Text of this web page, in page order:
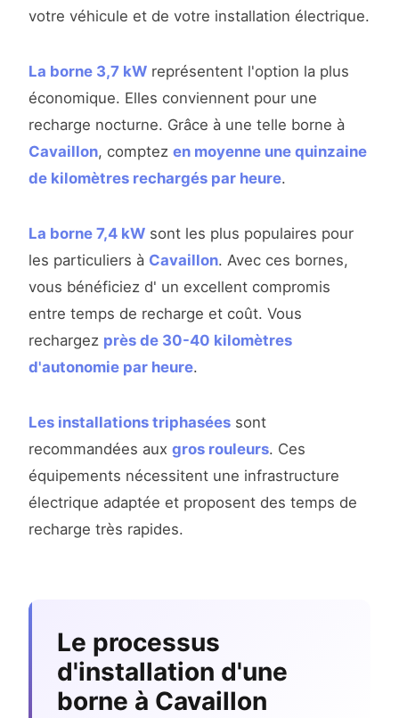
votre véhicule et de votre installation électrique.
La borne 3,7 kW représentent l'option la plus
économique. Elles conviennent pour une
recharge nocturne. Grâce à une telle borne à
Cavaillon, comptez en moyenne une quinzaine
de kilomètres rechargés par heure.
La borne 7,4 kW sont les plus populaires pour
les particuliers à Cavaillon. Avec ces bornes,
vous bénéficiez d' un excellent compromis
entre temps de recharge et coût. Vous
rechargez près de 30-40 kilomètres
d'autonomie par heure.
Les installations triphasées sont
recommandées aux gros rouleurs. Ces
équipements nécessitent une infrastructure
électrique adaptée et proposent des temps de
recharge très rapides.
Le processus
d'installation d'une
borne à Cavaillon